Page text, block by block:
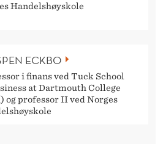
Handelshøyskole
ECKBO
i finans ved Tuck School
at Dartmouth College
og professor II ved Norges